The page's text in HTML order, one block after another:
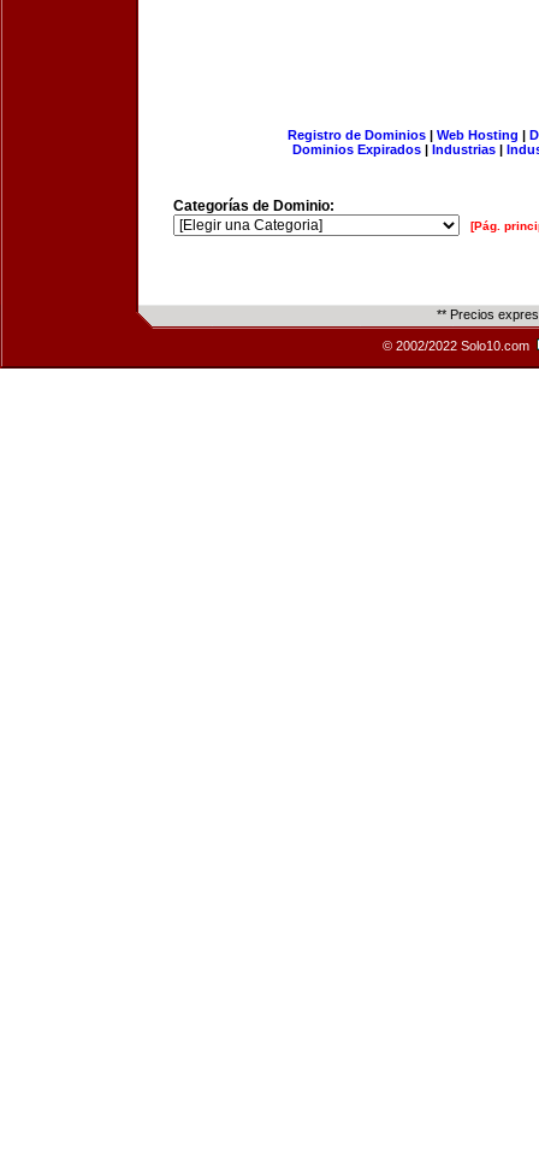
Registro de Dominios| Web Hosting |
Dominios Expirados | Industrias |
Categorías de Dominio:
[Pág.
** Precios
© 2002/2022 Solo10.com